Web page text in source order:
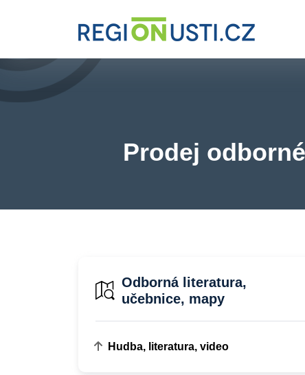
Prodej
Odborná literatura,
učebnice, mapy
Hudba, literatura, video